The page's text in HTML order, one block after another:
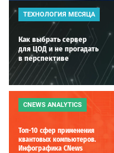
ТЕХНОЛОГИЯ МЕСЯЦА
Как выбрать сервер
для ЦОД и не прогадать
в перспективе
CNEWS ANALYTICS
Топ-10 сфер применения
квантовых компьютеров.
Инфографика CNews